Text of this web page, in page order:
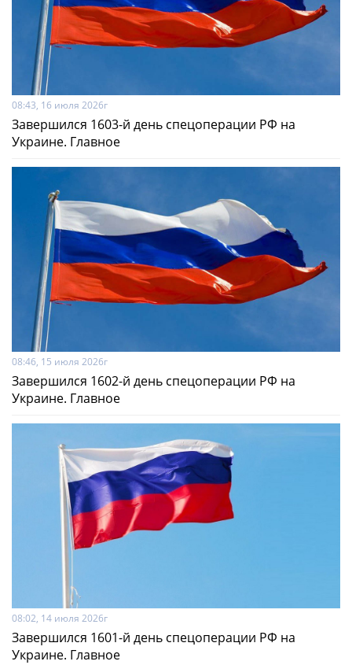
08:43, 16 июля 2026г
Завершился 1603-й день спецоперации РФ на
Украине. Главное
08:46, 15 июля 2026г
Завершился 1602-й день спецоперации РФ на
Украине. Главное
08:02, 14 июля 2026г
Завершился 1601-й день спецоперации РФ на
Украине. Главное